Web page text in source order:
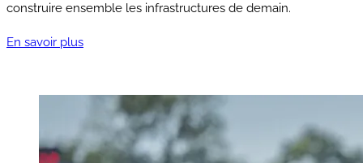
construire ensemble les infrastructures de demain.
En savoir plus